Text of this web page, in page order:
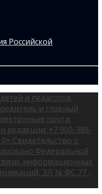
и педагогов
и главный
почта:
редакции: +7 900-388-
Свидетельство о
Федеральной
информационных
ЭЛ № ФС 77 -